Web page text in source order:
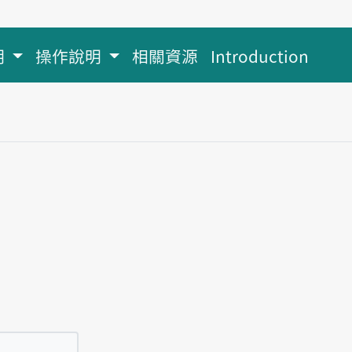
操作說明 相關資源 Introduction